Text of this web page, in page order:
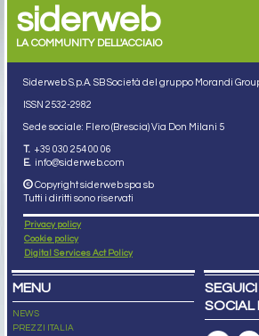
siderweb
LA COMMUNITY DELL'ACCIAIO
Siderweb S.p.A. SB Società del gruppo Morandi Group
ISSN 2532-2982
Sede sociale: Flero (Brescia) Via Don Milani 5
T. +39 030 254 00 06
E. info@siderweb.com
Copyright siderweb spa sb
Tutti i diritti sono riservati
Privacy policy
Cookie policy
Digital Services Act Policy
MENU
NEWS
PREZZI ITALIA
SOCIAL